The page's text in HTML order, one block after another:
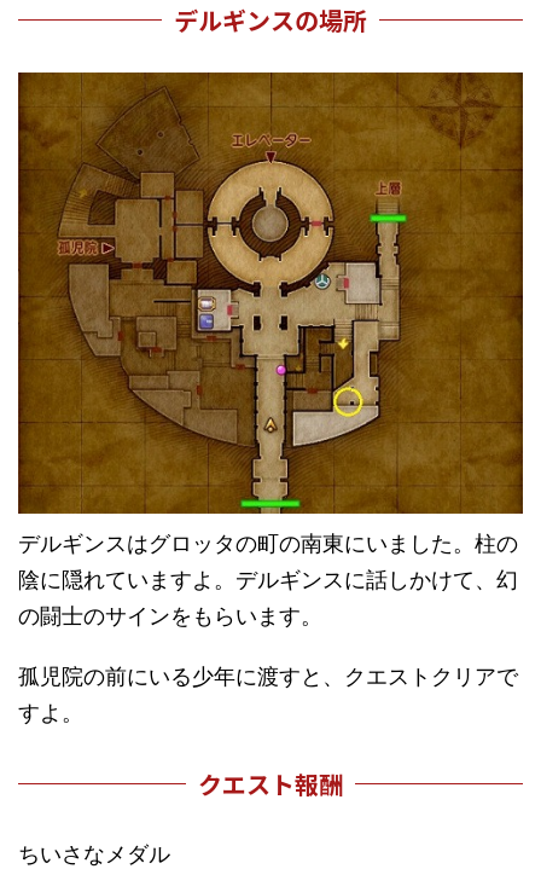
デルギンスの場所
デルギンスはグロッタの町の南東にいました。柱の
陰に隠れていますよ。デルギンスに話しかけて、幻
の闘士のサインをもらいます。
孤児院の前にいる少年に渡すと、クエストクリアで
すよ。
クエスト報酬
ちいさなメダル